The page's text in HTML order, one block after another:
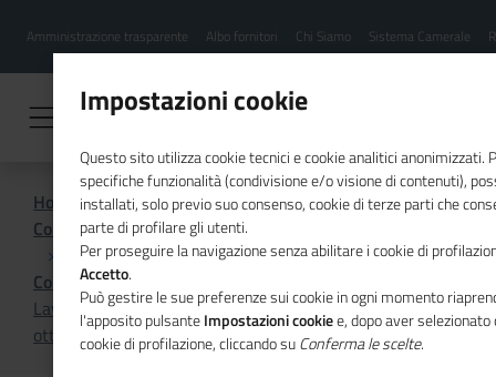
contenuto
Menu
hamburgher
Amministrazione trasparente Albo fornitori Chi Siamo Sistema Camerale
Home
Comunicazione istituzionale per il sistema camerale
Comunicati Stampa
Lavoro: 477mila assunzioni previste dalle imprese a
ottobre, -27mila rispetto ad un anno fa
Impostazioni cookie
Questo sito utilizza cookie tecnici e cookie analitici anonimizzati.
specifiche funzionalità (condivisione e/o visione di contenuti),
installati, solo previo suo consenso, cookie di terze parti che
parte di profilare gli utenti.
Per proseguire la navigazione senza abilitare i cookie di
Accetto.
Può gestire le sue preferenze sui cookie in ogni momento
l'apposito pulsanteImpostazioni cookiee, dopo aver
cookie di profilazione, cliccando suConferma le scelte.